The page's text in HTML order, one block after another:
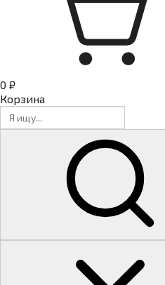
0 ₽
Корзина